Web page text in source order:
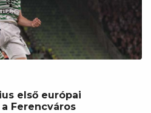
első európai
Ferencváros